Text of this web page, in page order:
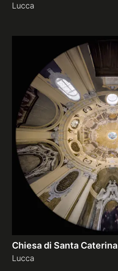
Lucca
Chiesa di Santa Caterina
Lucca